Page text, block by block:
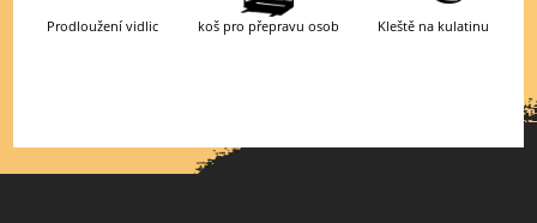
Prodloužení vidlic koš pro přepravu osob Kleště na kulatinu